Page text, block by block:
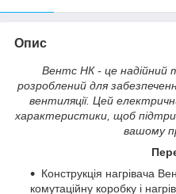
Опис
Вентс НК - це надійний
розроблений для
вентиляції. Цей
характеристики, щоб
вашому
Конструкція нагрівача
комутаційну коробку і